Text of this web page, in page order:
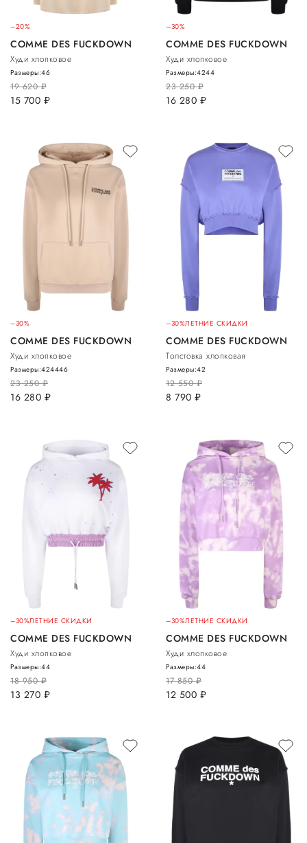
–20%
COMME DES FUCKDOWN
Худи хлопковое
19 620руб.
15 700 руб.
Размеры:46
–30%
COMME DES FUCKDOWN
Худи хлопковое
23 250руб.
16 280 руб.
Размеры:4244
–30%
COMME DES FUCKDOWN
Худи хлопковое
23 250руб.
16 280 руб.
Размеры:424446
–30%ЛЕТНИЕ СКИДКИ
COMME DES FUCKDOWN
Толстовка хлопковая
12 550руб.
8 790 руб.
Размеры:42
–30%ЛЕТНИЕ СКИДКИ
COMME DES FUCKDOWN
Худи хлопковое
18 950руб.
13 270 руб.
Размеры:44
–30%ЛЕТНИЕ СКИДКИ
COMME DES FUCKDOWN
Худи хлопковое
17 850руб.
12 500 руб.
Размеры:44